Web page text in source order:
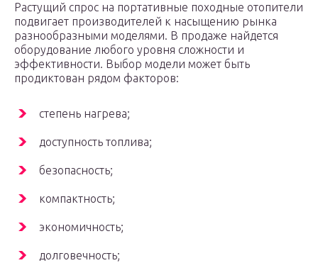
Растущий спрос на портативные походные отопители
подвигает производителей к насыщению рынка
разнообразными моделями. В продаже найдется
оборудование любого уровня сложности и
эффективности. Выбор модели может быть
продиктован рядом факторов:
степень нагрева;
доступность топлива;
безопасность;
компактность;
экономичность;
долговечность;